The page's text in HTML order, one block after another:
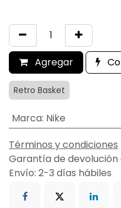
Agregar
Retro Basket
Marca: Nike
Términos y condiciones
Garantía de devolución
Envío: 2-3 días hábiles